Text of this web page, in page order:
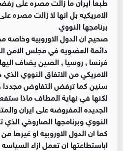
الامريكيه بل انها لا زالت
برنامجها النووي
دائمة العضويه في مجلس الامن
فرنسا , روسيا , الصين يضاف
الامريكي من الاتفاق النووي
سنين كما ترفض التفاوض مجددا
لكنها في نهاية المطاف ماذا
الجديده المفروضه على ايران
النووي وبرنامجها الصاروخي
كما ان الدول الاوروبيه او غيرها
اباستطاعتها ان تعمل ازاء السياسه